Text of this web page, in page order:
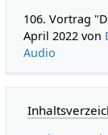
106. Vortrag
April 2022 von
Audio